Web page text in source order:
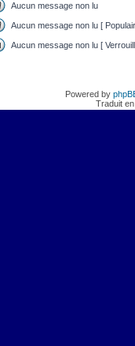
Aucun message non lu
Aucun message non lu [
Aucun message non lu [
Powered by
Traduit